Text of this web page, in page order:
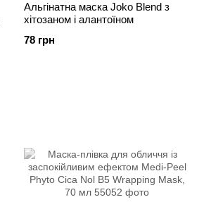
Альгінатна маска Joko Blend з
хітозаном і алантоїном
78 грн